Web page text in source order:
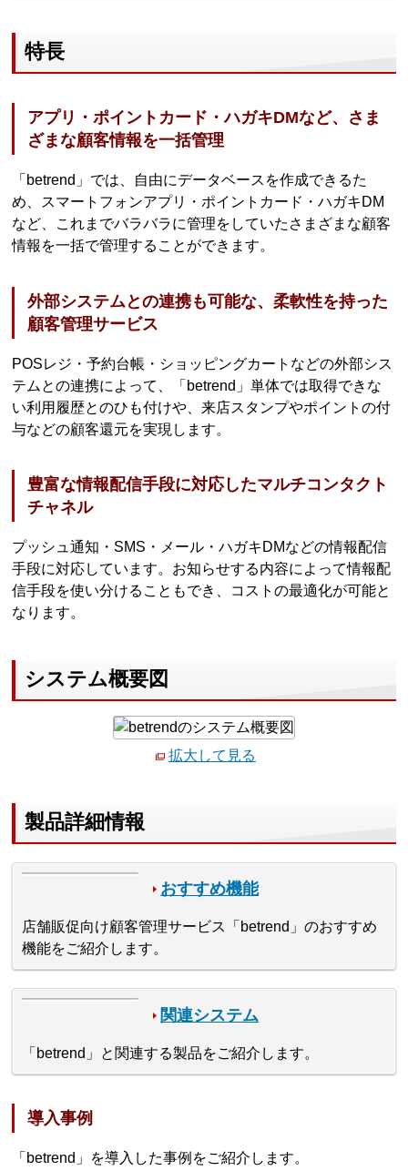
特長
アプリ・ポイントカード・ハガキDMなど、さま
ざまな顧客情報を一括管理
「betrend」では、自由にデータベースを作成できるた
め、スマートフォンアプリ・ポイントカード・ハガキDM
など、これまでバラバラに管理をしていたさまざまな顧客
情報を一括で管理することができます。
外部システムとの連携も可能な、柔軟性を持った
顧客管理サービス
POSレジ・予約台帳・ショッピングカートなどの外部シス
テムとの連携によって、「betrend」単体では取得できな
い利用履歴とのひも付けや、来店スタンプやポイントの付
与などの顧客還元を実現します。
豊富な情報配信手段に対応したマルチコンタクト
チャネル
プッシュ通知・SMS・メール・ハガキDMなどの情報配信
手段に対応しています。お知らせする内容によって情報配
信手段を使い分けることもでき、コストの最適化が可能と
なります。
システム概要図
拡大して見る
製品詳細情報
おすすめ機能
店舗販促向け顧客管理サービス「betrend」のおすすめ
機能をご紹介します。
関連システム
「betrend」と関連する製品をご紹介します。
導入事例
「betrend」を導入した事例をご紹介します。